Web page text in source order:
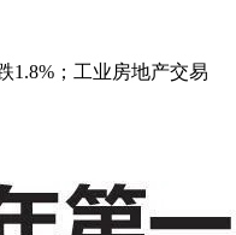
1.8%；工业房地产交易